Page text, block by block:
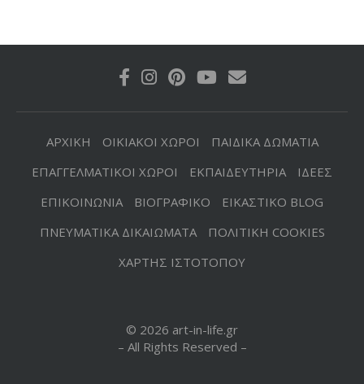
ΑΡΧΙΚΗ ΟΙΚΙΑΚΟΙ ΧΩΡΟΙ
ΠΑΙΔΙΚΑ ΔΩΜΑΤΙΑ
ΕΠΑΓΓΕΛΜΑΤΙΚΟΙ ΧΩΡΟΙ
ΕΚΠΑΙΔΕΥΤΗΡΙΑ
ΙΔΕΕΣ
ΕΠΙΚΟΙΝΩΝΙΑ
ΒΙΟΓΡΑΦΙΚΟ
ΕΙΚΑΣΤΙΚΟ BLOG
ΠΝΕΥΜΑΤΙΚΑ ΔΙΚΑΙΩΜΑΤΑ
ΠΟΛΙΤΙΚΗ COOKIES
ΧΑΡΤΗΣ ΙΣΤΟΤΟΠΟΥ
© 2026 art-in-life.gr
– All Rights Reserved –